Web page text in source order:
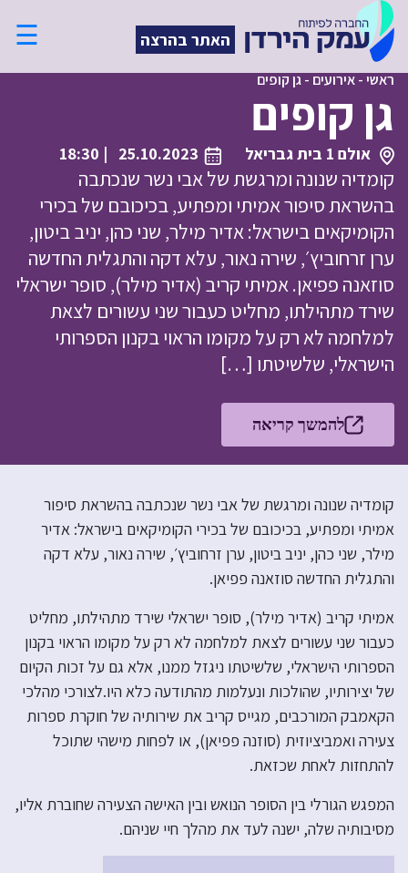
האתר בהרצה ☰
ראשי-אירועים -גן קופים
גן קופים
אולם 1 בית גבריאל 25.10.2023
| 18:30
קומדיה שנונה ומרגשת של אבי נשר שנכתבה
בהשראת סיפור אמיתי ומפתיע, בכיכובם של בכירי
הקומיקאים בישראל: אדיר מילר, שני כהן, יניב ביטון,
ערן זרחוביץ׳, שירה נאור, עלא דקה והתגלית החדשה
סוזאנה פפיאן. אמיתי קריב (אדיר מילר), סופר ישראלי
שירד מתהילתו, מחליט כעבור שני עשורים לצאת
למלחמה לא רק על מקומו הראוי בקנון הספרותי
הישראלי, שלשיטתו […]
להמשך קריאה
קומדיה שנונה ומרגשת של אבי נשר שנכתבה בהשראת סיפור
אמיתי ומפתיע, בכיכובם של בכירי הקומיקאים בישראל: אדיר
מילר, שני כהן, יניב ביטון, ערן זרחוביץ׳, שירה נאור, עלא דקה
והתגלית החדשה סוזאנה פפיאן.
אמיתי קריב (אדיר מילר), סופר ישראלי שירד מתהילתו, מחליט
כעבור שני עשורים לצאת למלחמה לא רק על מקומו הראוי בקנון
הספרותי הישראלי, שלשיטתו ניגזל ממנו, אלא גם על זכות הקיום
של יצירותיו, שהולכות ונעלמות מהתודעה כלא היו.לצורכי מהלכי
הקאמבק המורכבים, מגייס קריב את שירותיה של חוקרת ספרות
צעירה ואמביציוזית (סוזנה פפיאן), או לפחות מישהי שתוכל
להתחזות לאחת שכזאת.
המפגש הגורלי בין הסופר הנואש ובין האישה הצעירה שחוברת אליו,
מסיבותיה שלה, ישנה לעד את מהלך חיי שניהם.